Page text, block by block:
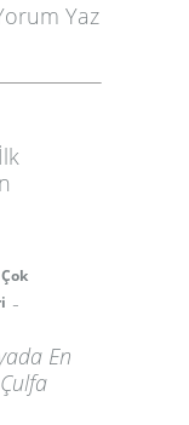
Yaz
-
En